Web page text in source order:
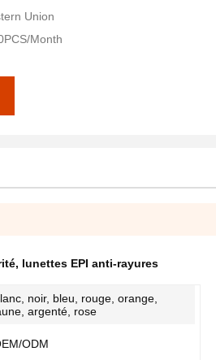
Union
Month
, lunettes EPI anti-rayures
noir, bleu, rouge, orange,
argenté, rose
ODM